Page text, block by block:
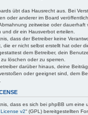
übt das Hausrecht aus. Bei
oder anderer im Board
zeitweise oder dauerhaft
dir ein Hausverbot erteilen.
dass der Betreiber keine
die er nicht selbst erstellt hat oder
dem Betreiber, dein
löschen oder zu sperren.
darüber hinaus, deine
oder geeignet sind, dem
dass es sich bei phpBB um eine
v2“ (GPL) bereitgestellten